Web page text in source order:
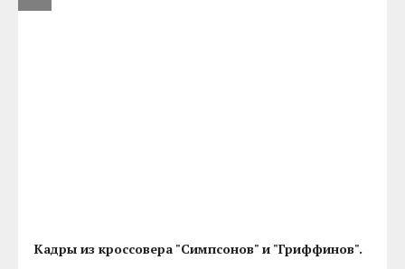
Кадры из кроссовера "Симпсонов" и "Гриффинов".